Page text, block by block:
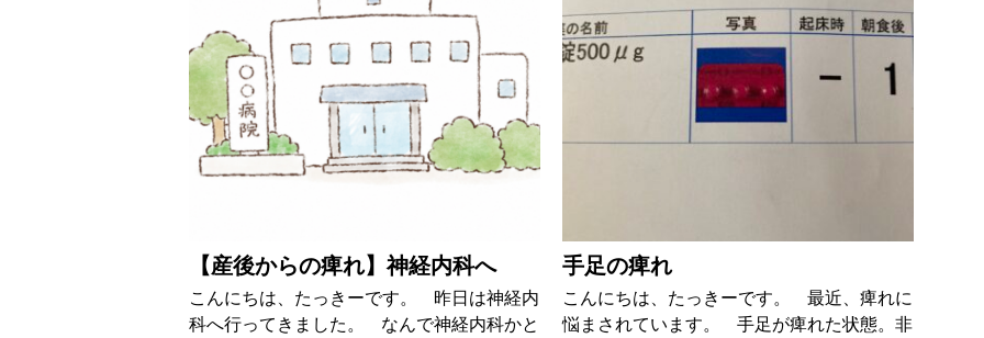
【産後からの痺れ】神経内科へ
こんにちは、たっきーです。 昨日は神経内
科へ行ってきました。 なんで神経内科かと
手足の痺れ
こんにちは、たっきーです。 最近、痺れに
悩まされています。 手足が痺れた状態。非